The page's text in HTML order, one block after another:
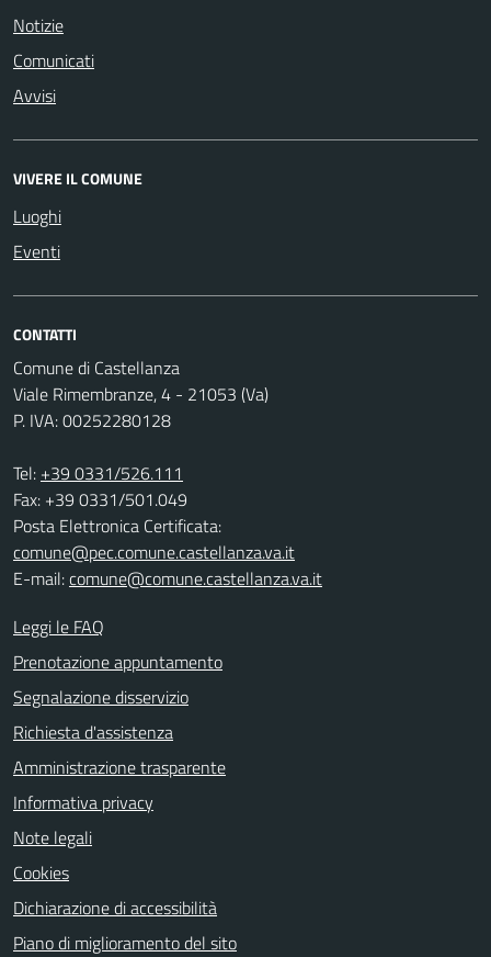
Notizie
Comunicati
Avvisi
VIVERE IL COMUNE
Luoghi
Eventi
CONTATTI
Comune di Castellanza
Viale Rimembranze, 4 - 21053 (Va)
P. IVA: 00252280128
Tel: +39 0331/526.111
Fax: +39 0331/501.049
Posta Elettronica Certificata:
comune@pec.comune.castellanza.va.it
E-mail:comune@comune.castellanza.va.it
Leggi le FAQ
Prenotazione appuntamento
Segnalazione disservizio
Richiesta d'assistenza
Amministrazione trasparente
Informativa privacy
Note legali
Cookies
Dichiarazione di accessibilità
Piano di miglioramento del sito